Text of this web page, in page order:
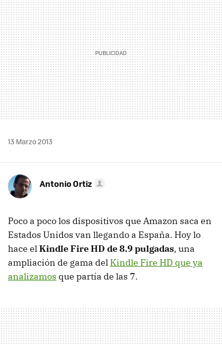
13 Marzo 2013
Antonio Ortiz
Poco a poco los dispositivos que Amazon saca en
Estados Unidos van llegando a España. Hoy lo
hace elKindle Fire HD de 8.9 pulgadas, una
ampliación de gama del Kindle Fire HD que ya
analizamos que partía de las 7.